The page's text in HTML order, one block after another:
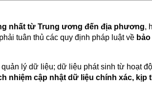
nhất từ Trung ương đến địa phương,
tuân thủ các quy định pháp luật về
quản lý dữ liệu; dữ liệu phát sinh từ hoạt
nhiệm cập nhật dữ liệu chính xác, kịp